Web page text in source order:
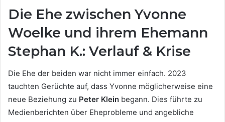
Die Ehe zwischen Yvonne
Woelke und ihrem Ehemann
Stephan K.: Verlauf & Krise
Die Ehe der beiden war nicht immer einfach. 2023
tauchten Gerüchte auf, dass Yvonne möglicherweise eine
neue Beziehung zu Peter Klein begann. Dies führte zu
Medienberichten über Eheprobleme und angebliche